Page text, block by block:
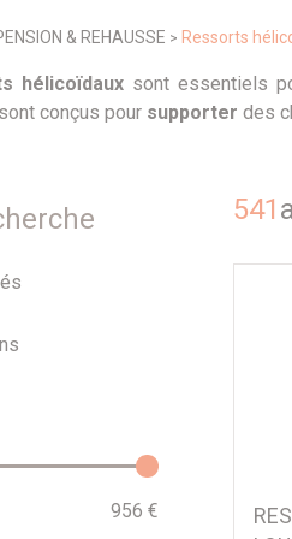
& REHAUSSE > Ressorts
hélicoïdaux sont essentiels
sont conçus pour supporter des
541
956 €